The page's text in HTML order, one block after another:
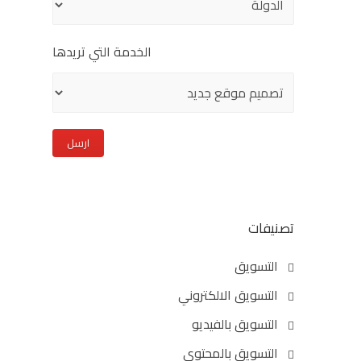
الخدمة التي تريدها
تصنيفات
التسويق
التسويق الالكتروني
التسويق بالفيديو
التسويق بالمحتوى